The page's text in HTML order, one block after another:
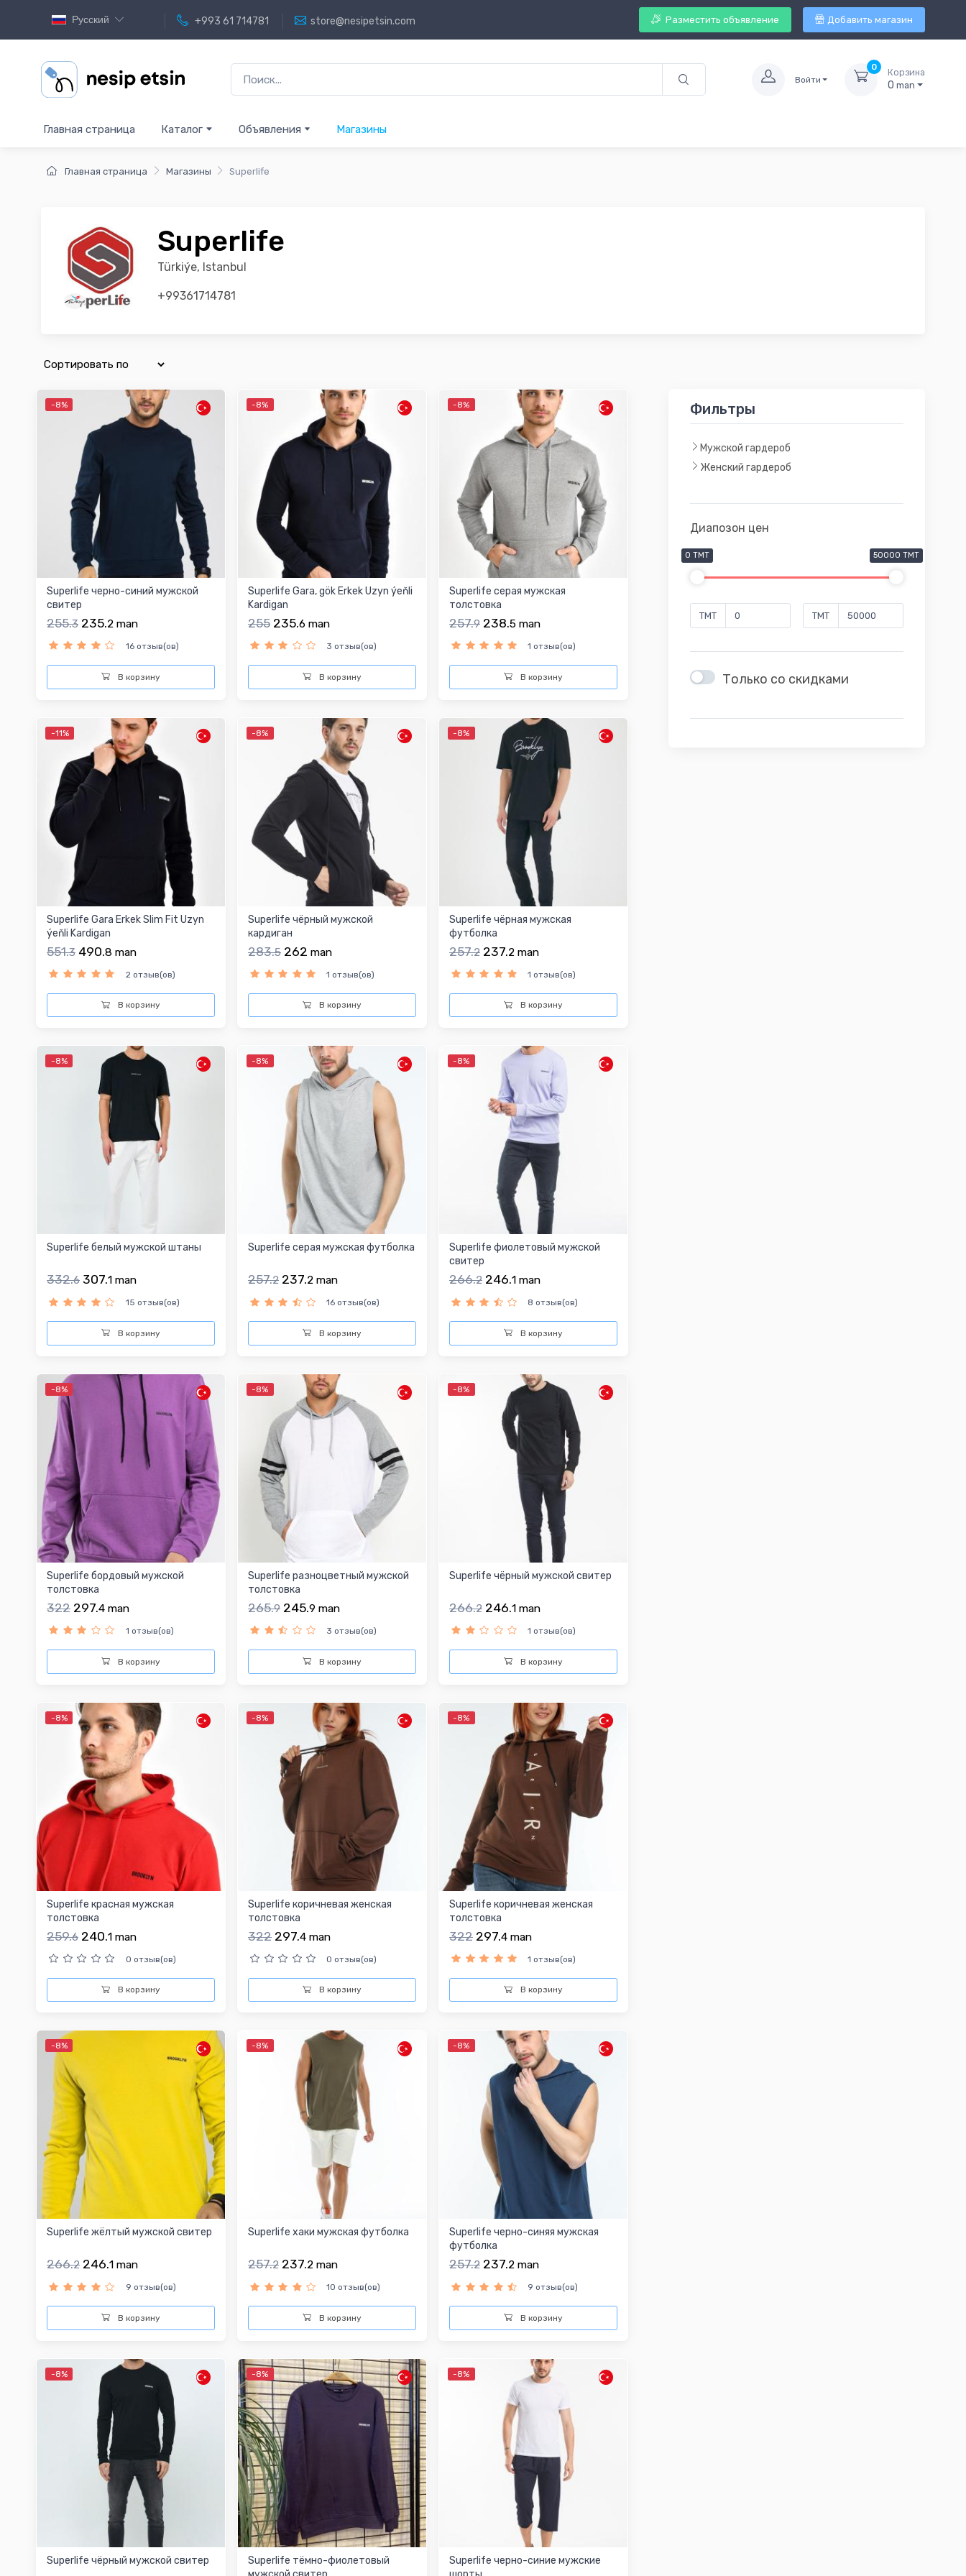
Русский +993 61 714781 store@nesipetsin.com Разместить объявление Добавить магазин
Войти
0
Корзина
0 man
Главная страница Каталог Объявления Магазины
Главная страница Магазины Superlife
Superlife
Türkiýe, Istanbul
+99361714781
-8%
Superlife черно-синий мужской
свитер
255.3 235.2 man
16 отзыв(ов)
В корзину
-8%
Superlife Gara, gök Erkek Uzyn ýeňli
Kardigan
255 235.6 man
3 отзыв(ов)
В корзину
-8%
Superlife серая мужская
толстовка
257.9 238.5 man
1 отзыв(ов)
В корзину
-11%
Superlife Gara Erkek Slim Fit Uzyn
ýeňli Kardigan
551.3 490.8 man
2 отзыв(ов)
В корзину
-8%
Superlife чёрный мужской
кардиган
283.5 262 man
1 отзыв(ов)
В корзину
-8%
Superlife чёрная мужская
футболка
257.2 237.2 man
1 отзыв(ов)
В корзину
-8%
Superlife белый мужской штаны
332.6 307.1 man
15 отзыв(ов)
В корзину
-8%
Superlife серая мужская футболка
257.2 237.2 man
16 отзыв(ов)
В корзину
-8%
Superlife фиолетовый мужской
свитер
266.2 246.1 man
8 отзыв(ов)
В корзину
-8%
Superlife бордовый мужской
толстовка
322 297.4 man
1 отзыв(ов)
В корзину
-8%
Superlife разноцветный мужской
толстовка
265.9 245.9 man
3 отзыв(ов)
В корзину
-8%
Superlife чёрный мужской свитер
266.2 246.1 man
1 отзыв(ов)
В корзину
-8%
Superlife красная мужская
толстовка
259.6 240.1 man
0 отзыв(ов)
В корзину
-8%
Superlife коричневая женская
толстовка
322 297.4 man
0 отзыв(ов)
В корзину
-8%
Superlife коричневая женская
толстовка
322 297.4 man
1 отзыв(ов)
В корзину
-8%
Superlife жёлтый мужской свитер
266.2 246.1 man
9 отзыв(ов)
В корзину
-8%
Superlife хаки мужская футболка
257.2 237.2 man
10 отзыв(ов)
В корзину
-8%
Superlife черно-синяя мужская
футболка
257.2 237.2 man
9 отзыв(ов)
В корзину
-8%
Superlife чёрный мужской свитер
-8%
Superlife тёмно-фиолетовый
-8%
Superlife черно-синие мужские
Фильтры
Мужской гардероб
Женский гардероб
Диапозон цен
0 TMT 50000 TMT
TMT TMT
Только со скидками